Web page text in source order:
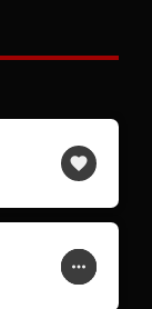
favorite
more_horiz
favorite
play_arrow